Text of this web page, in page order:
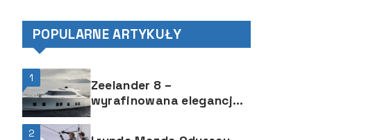
POPULARNE ARTYKUŁY
1
Zeelander 8 –
wyrafinowana elegancja i
powściągliwość
2